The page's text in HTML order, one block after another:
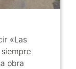
«Las
obra